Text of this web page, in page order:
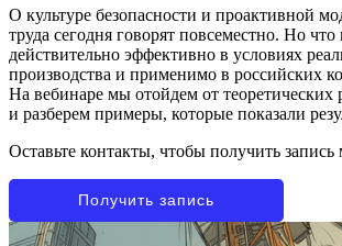
О культуре безопасности и проактивной
труда сегодня говорят повсеместно. Но что
действительно эффективно в условиях
производства и применимо в российских
На вебинаре мы отойдем от теоретических
и разберем примеры, которые показали
Оставьте контакты, чтобы получить запись
Получить запись